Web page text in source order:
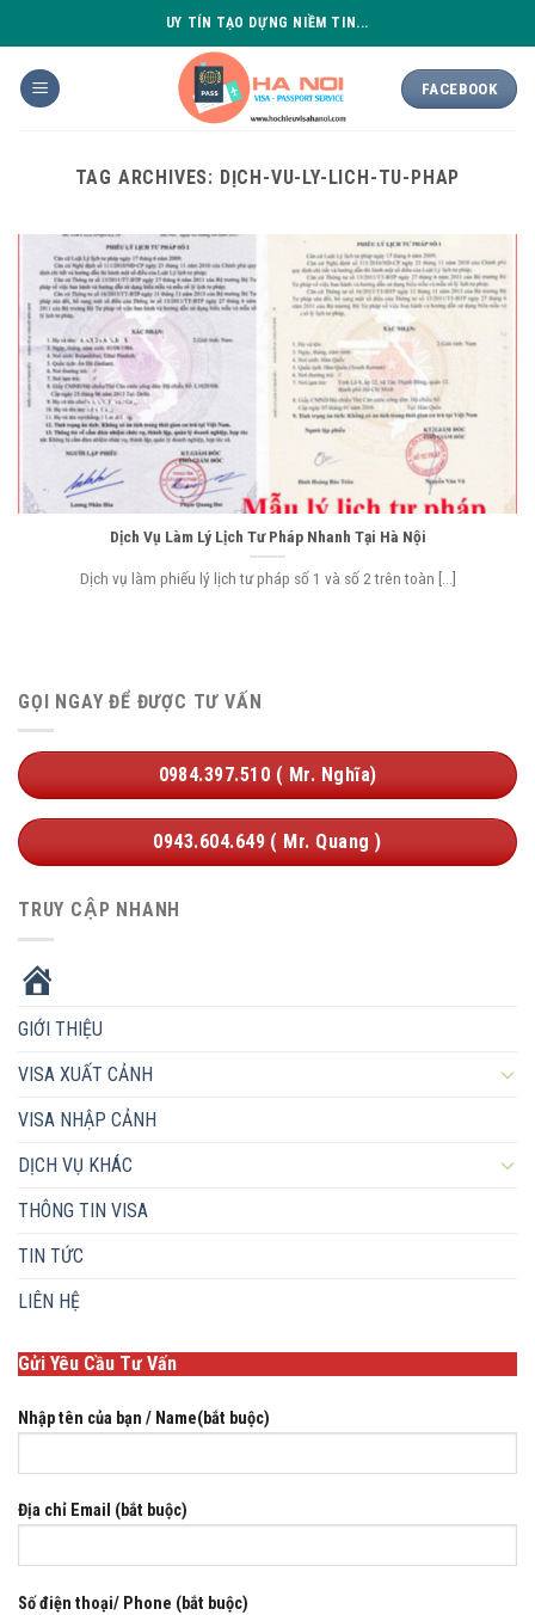
to
content
UY TÍN TẠO DỰNG NIỀM TIN...
FACEBOOK
TAG ARCHIVES: DỊCH-VU-LY-LICH-TU-PHAP
Dịch Vụ Làm Lý Lịch Tư Pháp Nhanh Tại Hà Nội
Dịch vụ làm phiếu lý lịch tư pháp số 1 và số 2 trên toàn [...]
GỌI NGAY ĐỂ ĐƯỢC TƯ VẤN
0984.397.510 ( Mr. Nghĩa)
0943.604.649 ( Mr. Quang )
TRUY CẬP NHANH
GIỚI THIỆU
VISA XUẤT CẢNH
VISA NHẬP CẢNH
DỊCH VỤ KHÁC
THÔNG TIN VISA
TIN TỨC
LIÊN HỆ
Gửi Yêu Cầu Tư Vấn
Nhập tên của bạn / Name(bắt buộc)
Địa chỉ Email (bắt buộc)
Số điện thoại/ Phone (bắt buộc)